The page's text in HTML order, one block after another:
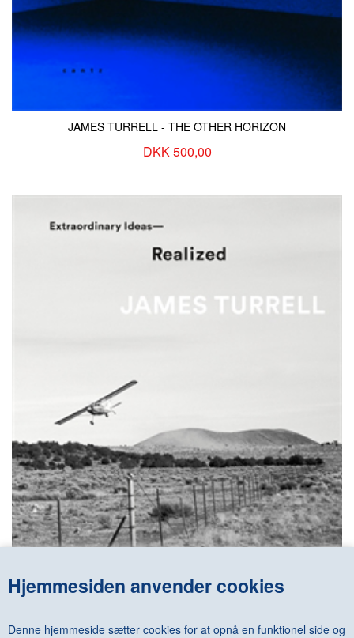
Hjemmesiden anvender cookies
Denne hjemmeside sætter cookies for at opnå en funktionel side og
JAMES TURRELL - THE OTHER HORIZON
DKK 500,00
DKK 675,00